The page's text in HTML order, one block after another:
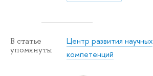
В статье
упомянуты
Центр развития научных
компетенций